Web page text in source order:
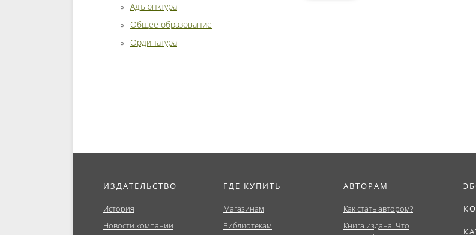
Адъюнктура
Общее образование
Ординатура
ИЗДАТЕЛЬСТВО
История
Новости компании
ГДЕ КУПИТЬ
Магазинам
Библиотекам
АВТОРАМ
Как стать автором?
Книга издана. Что